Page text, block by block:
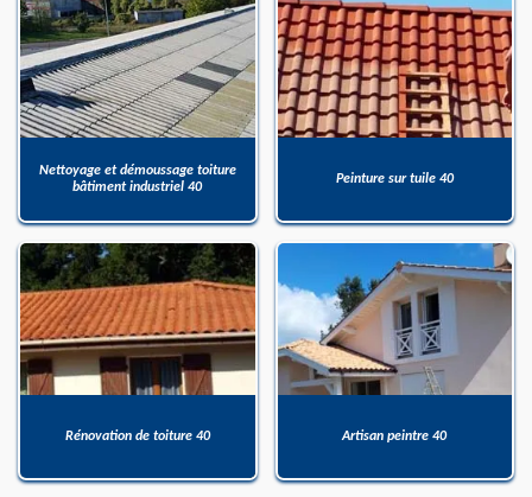
Nettoyage et démoussage toiture
bâtiment industriel 40
Peinture sur tuile 40
Rénovation de toiture 40 Artisan peintre 40